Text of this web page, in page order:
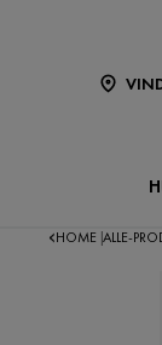
HOME ALLE-